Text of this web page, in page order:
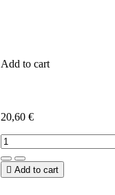
Add to cart
20,60 €
 Add to cart